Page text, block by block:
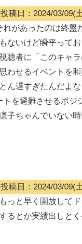
投稿日：2024/03/09(
があったのは終盤
ないけど瞬平って
聴者に「このキャ
わせるイベントを
ん遅すぎたんだよな
を避難させるポジ
子ちゃんでいない
投稿日：2024/03/09(
っと早く開放して
るとか実績出しと